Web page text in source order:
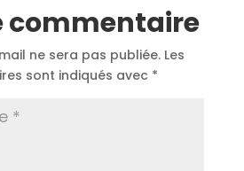
commentaire
ne sera pas publiée. Les
sont indiqués avec *